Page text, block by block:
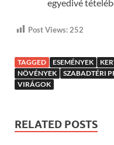
egyedivé
Post Views: 252
TAGGED ESEMÉNYEK
NÖVÉNYEK
SZABADTÉRI
VIRÁGOK
RELATED POSTS